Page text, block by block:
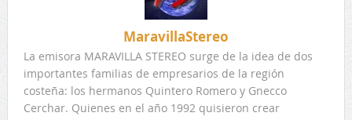
MaravillaStereo
La emisora MARAVILLA STEREO surge de la idea de dos
importantes familias de empresarios de la región
costeña: los hermanos Quintero Romero y Gnecco
Cerchar. Quienes en el año 1992 quisieron crear